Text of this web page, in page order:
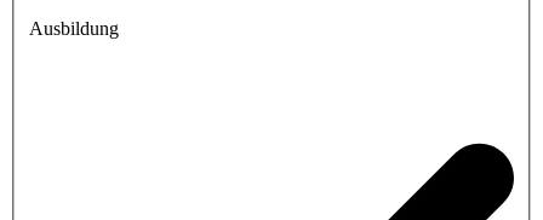
Ausbildung